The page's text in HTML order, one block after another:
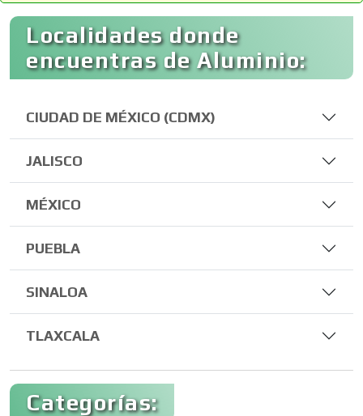
Localidades donde
encuentras de Aluminio:
CIUDAD DE MÉXICO (CDMX)
JALISCO
MÉXICO
PUEBLA
SINALOA
TLAXCALA
Categorías: